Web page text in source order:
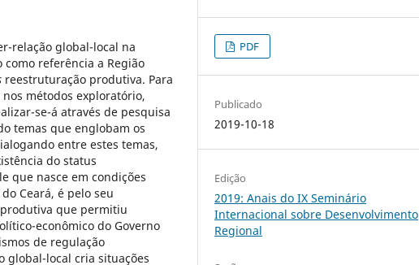
relação global-local na
referência a Região
reestruturação produtiva. Para
métodos exploratório,
se-á através de pesquisa
temas que englobam os
entre estes temas,
do status
que nasce em condições
Ceará, é pelo seu
que permitiu
econômico do Governo
de regulação
global-local cria situações
PDF
Publicado
2019-10-18
Edição
2019: Anais do IX Seminário
Internacional sobre Desenvolvimento
Regional